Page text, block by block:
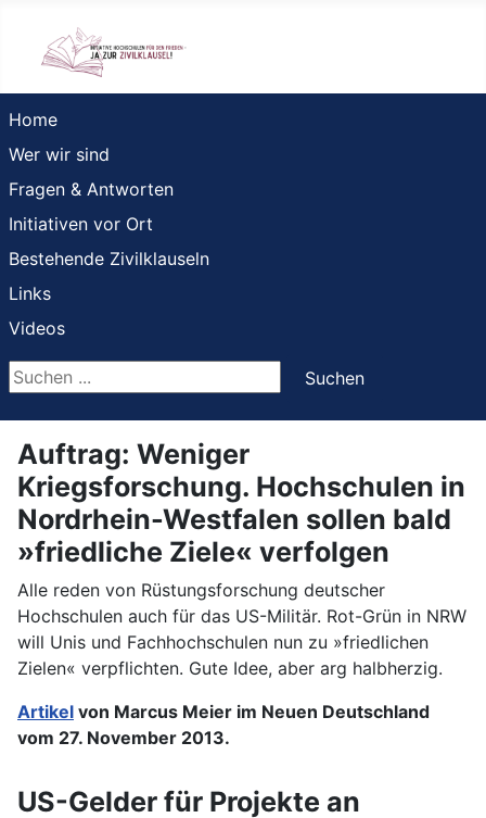
Home
Wer wir sind
Fragen & Antworten
Initiativen vor Ort
Bestehende Zivilklauseln
Links
Videos
Suchen ...
Suchen
Auftrag: Weniger
Kriegsforschung. Hochschulen in
Nordrhein-Westfalen sollen bald
»friedliche Ziele« verfolgen
Alle reden von Rüstungsforschung deutscher
Hochschulen auch für das US-Militär. Rot-Grün in NRW
will Unis und Fachhochschulen nun zu »friedlichen
Zielen« verpflichten. Gute Idee, aber arg halbherzig.
Artikel von Marcus Meier im Neuen Deutschland
vom 27. November 2013.
US-Gelder für Projekte an